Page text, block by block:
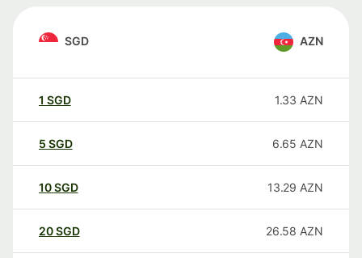
SGD AZN
1 SGD 1.33 AZN
5 SGD 6.65 AZN
10SGD 13.29 AZN
20SGD 26.58 AZN